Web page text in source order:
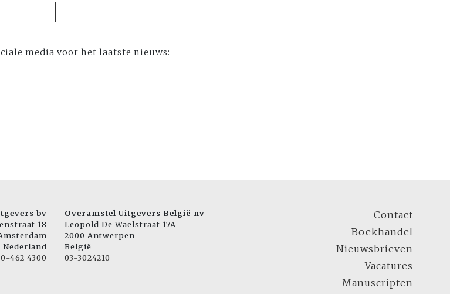
media voor het laatste nieuws:
bv
18
Nederland
462 4300
Overamstel Uitgevers België nv
Leopold De Waelstraat 17A
2000 Antwerpen
België
03-3024210
Contact
Boekhandel
Nieuwsbrieven
Vacatures
Manuscripten